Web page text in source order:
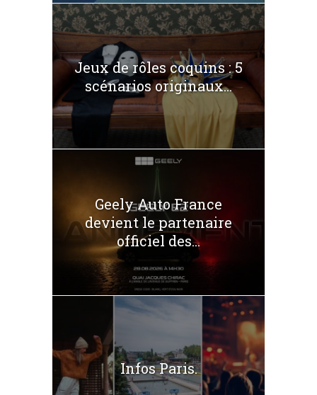
Jeux de rôles coquins : 5
scénarios originaux...
Geely Auto France
devient le partenaire
officiel des...
Infos Paris.